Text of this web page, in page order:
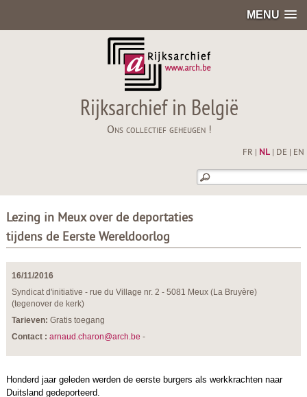
MENU
Rijksarchief in België
Ons collectief geheugen !
FR NL| DE EN
Lezing in Meux over de deportaties
tijdens de Eerste Wereldoorlog
16/11/2016
Syndicat d'initiative - rue du Village nr. 2 - 5081 Meux (La Bruyère)
(tegenover de kerk)
Tarieven: Gratis toegang
Contact : arnaud.charon@arch.be -
Honderd jaar geleden werden de eerste burgers als werkkrachten naar
Duitsland gedeporteerd.